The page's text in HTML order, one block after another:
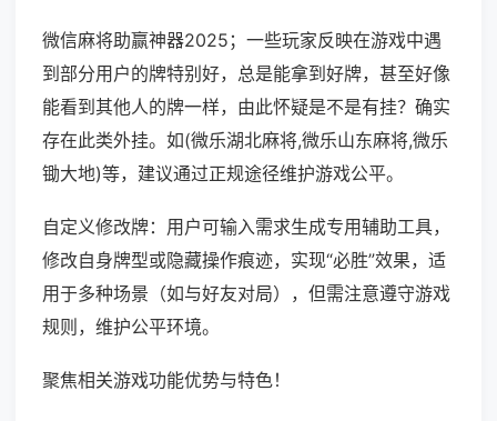
微信麻将助赢神器2025；一些玩家反映在游戏中遇
到部分用户的牌特别好，总是能拿到好牌，甚至好像
能看到其他人的牌一样，由此怀疑是不是有挂？确实
存在此类外挂。如(微乐湖北麻将,微乐山东麻将,微乐
锄大地)等，建议通过正规途径维护游戏公平。
自定义修改牌：用户可输入需求生成专用辅助工具，
修改自身牌型或隐藏操作痕迹，实现“必胜”效果，适
用于多种场景（如与好友对局），但需注意遵守游戏
规则，维护公平环境。
聚焦相关游戏功能优势与特色！